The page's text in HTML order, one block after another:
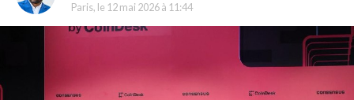
Paris, le 12 mai 2026 à 11:44